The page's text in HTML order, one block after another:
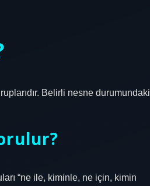
Belirli nesne durumundaki
“ne ile, kiminle, ne için, kimin